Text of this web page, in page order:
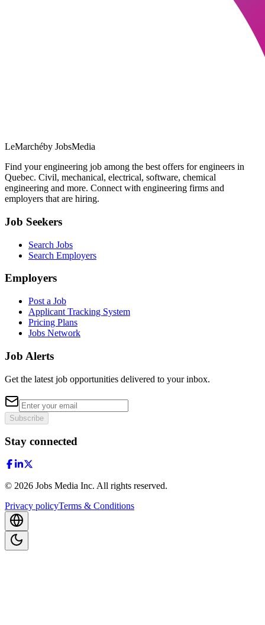
LeMarchéby JobsMedia
Find your engineering job among the best offers for engineers in
Quebec. Civil, mechanical, electrical, software, chemical
engineering and more. Connect with engineering firms and
employers that are hiring.
Job Seekers
Search Jobs
Search Employers
Employers
Post a Job
Applicant Tracking System
Pricing Plans
Jobs Network
Job Alerts
Get the latest job opportunities delivered to your inbox.
Subscribe
Stay connected
© 2026 Jobs Media Inc. All rights reserved.
Privacy policyTerms & Conditions